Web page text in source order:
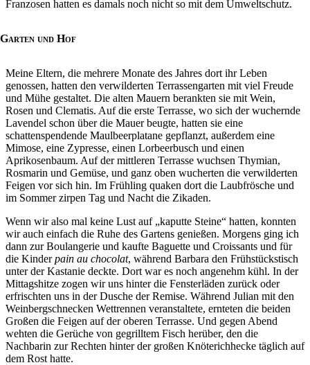
Franzosen hatten es damals noch nicht so mit dem Umweltschutz.
Garten und Hof
Meine Eltern, die mehrere Monate des Jahres dort ihr Leben
genossen, hatten den verwilderten Terrassengarten mit viel Freude
und Mühe gestaltet. Die alten Mauern berankten sie mit Wein,
Rosen und Clematis. Auf die erste Terrasse, wo sich der wuchernde
Lavendel schon über die Mauer beugte, hatten sie eine
schattenspendende Maulbeerplatane gepflanzt, außerdem eine
Mimose, eine Zypresse, einen Lorbeerbusch und einen
Aprikosenbaum. Auf der mittleren Terrasse wuchsen Thymian,
Rosmarin und Gemüse, und ganz oben wucherten die verwilderten
Feigen vor sich hin. Im Frühling quaken dort die Laubfrösche und
im Sommer zirpen Tag und Nacht die Zikaden.
Wenn wir also mal keine Lust auf kaputte Steine
hatten, konnten
wir auch einfach die Ruhe des Gartens genießen. Morgens ging ich
dann zur Boulangerie und kaufte Baguette und Croissants und für
die Kinderpain au chocolat, während Barbara den Frühstückstisch
unter der Kastanie deckte. Dort war es noch angenehm kühl. In der
Mittagshitze zogen wir uns hinter die Fensterläden zurück oder
erfrischten uns in der Dusche der Remise. Während Julian mit den
Weinbergschnecken Wettrennen veranstaltete, ernteten die beiden
Großen die Feigen auf der oberen Terrasse. Und gegen Abend
wehten die Gerüche von gegrilltem Fisch herüber, den die
Nachbarin zur Rechten hinter der großen Knöterichhecke täglich auf
dem Rost hatte.